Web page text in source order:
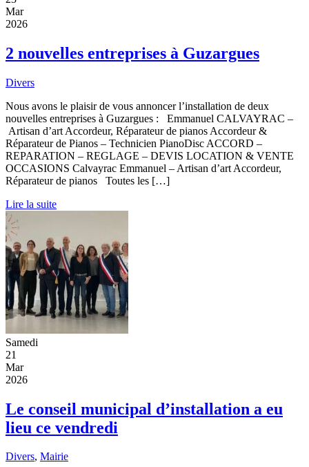
Mar
2026
2 nouvelles entreprises à Guzargues
Divers
Nous avons le plaisir de vous annoncer l’installation de deux
nouvelles entreprises à Guzargues : Emmanuel CALVAYRAC –
Artisan d’art Accordeur, Réparateur de pianos Accordeur &
Réparateur de Pianos – Technicien PianoDisc ACCORD –
REPARATION – REGLAGE – DEVIS LOCATION & VENTE
OCCASIONS Calvayrac Emmanuel – Artisan d’art Accordeur,
Réparateur de pianos Toutes les […]
Lire la suite
Samedi
21
Mar
2026
Le conseil municipal d’installation a eu
lieu ce vendredi
Divers, Mairie